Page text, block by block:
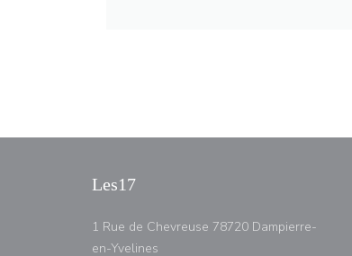
Les17
1 Rue de Chevreuse 78720 Dampierre-
en-Yvelines